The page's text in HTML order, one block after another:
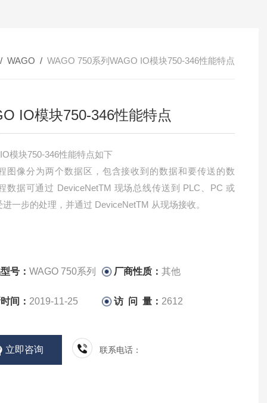
WAGO / WAGO 750系列WAGO IO模块750-346性能特点
IO模块750-346性能特点
模块750-346性能特点如下
图像分为两个数据区，包含接收到的数据和要传送的数
数据可通过 DeviceNetTM 现场总线传送到 PLC、PC 或
进一步的处理，并通过 DeviceNetTM 从现场接收。
号： WAGO 750系列 厂商性质：其他
间： 2019-11-25 访 问 量： 2612
立即咨询 联系电话：